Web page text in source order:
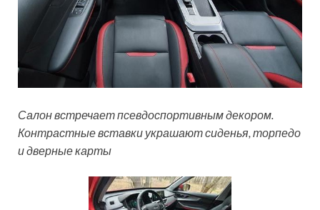
Салон встречает псевдоспортивным декором.
Контрастные вставки украшают сиденья, торпедо
и дверные карты